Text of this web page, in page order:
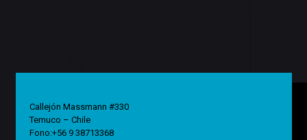
Callejón Massmann #330
Temuco – Chile
Fono:+56 9 38713368